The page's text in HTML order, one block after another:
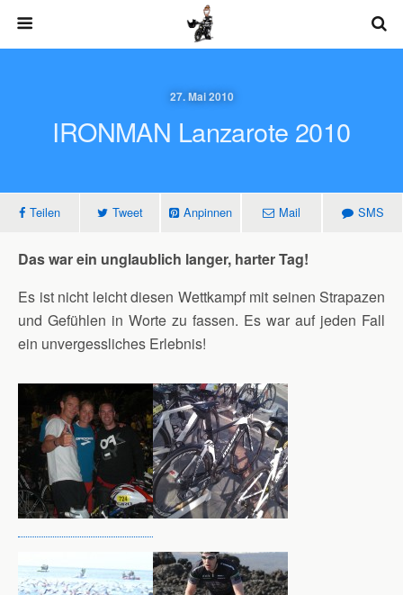
27. Mai 2010
IRONMAN Lanzarote 2010
Teilen Tweet Anpinnen Mail SMS
Das war ein unglaublich langer, harter Tag!
Es ist nicht leicht diesen Wettkampf mit seinen Strapazen
und Gefühlen in Worte zu fassen. Es war auf jeden Fall
ein unvergessliches Erlebnis!